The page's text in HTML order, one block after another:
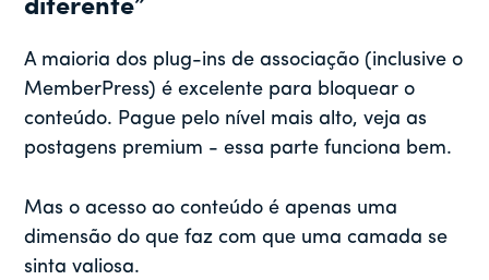
diferente”
A maioria dos plug-ins de associação (inclusive o
MemberPress) é excelente para bloquear o
conteúdo. Pague pelo nível mais alto, veja as
postagens premium - essa parte funciona bem.
Mas o acesso ao conteúdo é apenas uma
dimensão do que faz com que uma camada se
sinta valiosa.